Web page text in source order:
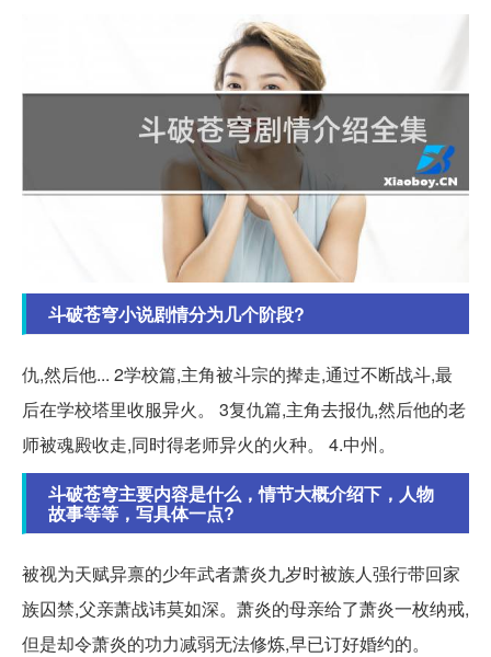
斗破苍穹小说剧情分为几个阶段?
仇,然后他... 2学校篇,主角被斗宗的撵走,通过不断战斗,最
后在学校塔里收服异火。 3复仇篇,主角去报仇,然后他的老
师被魂殿收走,同时得老师异火的火种。 4.中州。
斗破苍穹主要内容是什么，情节大概介绍下，人物
故事等等，写具体一点?
被视为天赋异禀的少年武者萧炎九岁时被族人强行带回家
族囚禁,父亲萧战讳莫如深。萧炎的母亲给了萧炎一枚纳戒,
但是却令萧炎的功力减弱无法修炼,早已订好婚约的。